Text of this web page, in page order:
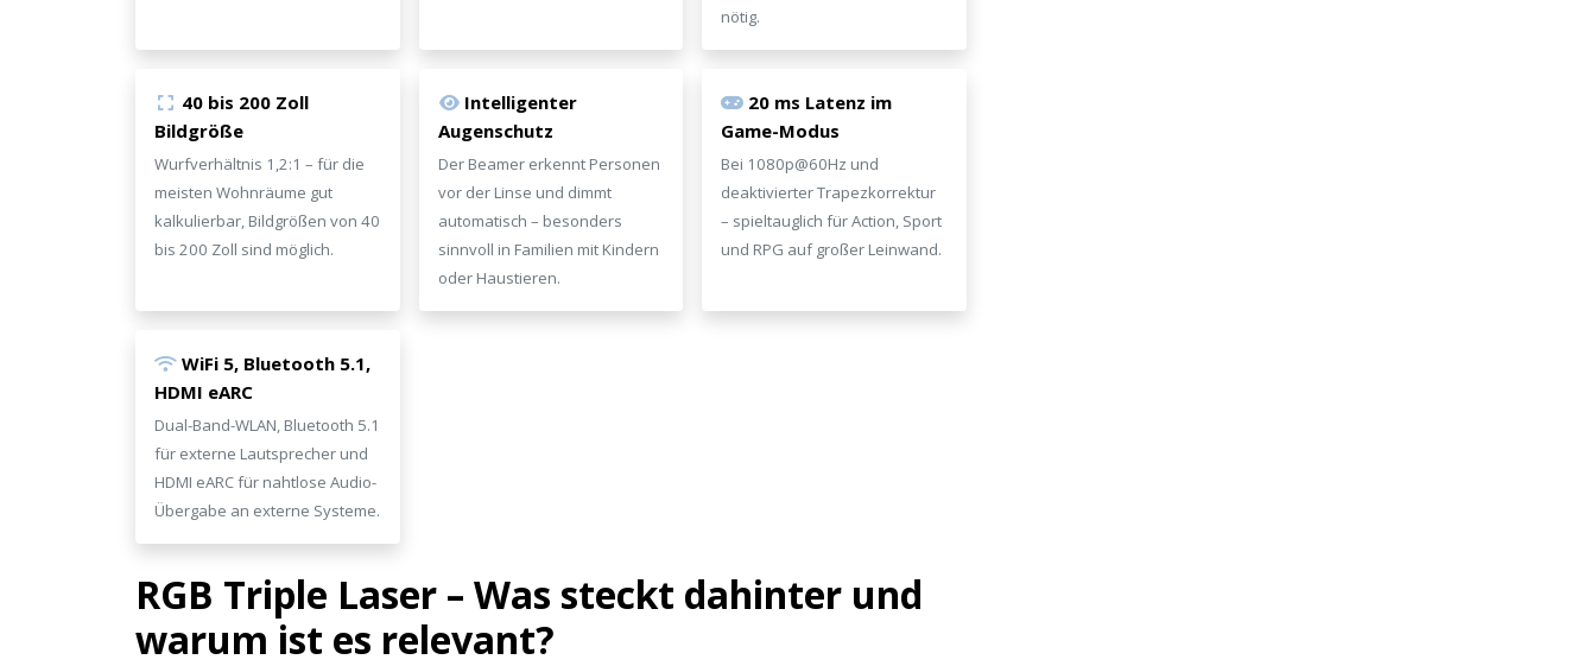
nötig.
40 bis 200 Zoll
Bildgröße
Wurfverhältnis 1,2:1 – für die
meisten Wohnräume gut
kalkulierbar, Bildgrößen von 40
bis 200 Zoll sind möglich.
Intelligenter
Augenschutz
Der Beamer erkennt Personen
vor der Linse und dimmt
automatisch – besonders
sinnvoll in Familien mit Kindern
oder Haustieren.
20 ms Latenz im
Game-Modus
Bei 1080p@60Hz und
deaktivierter Trapezkorrektur
– spieltauglich für Action, Sport
und RPG auf großer Leinwand.
WiFi 5, Bluetooth 5.1,
HDMI eARC
Dual-Band-WLAN, Bluetooth 5.1
für externe Lautsprecher und
HDMI eARC für nahtlose Audio-
Übergabe an externe Systeme.
RGB Triple Laser – Was steckt dahinter und
warum ist es relevant?
×
KEINE ANGEBOTE
VERPASSEN
Erhalten Sie exklusive Angebote, News und
jederzeit kündbar.
Jetzt anmelden
Mit der Anmeldung akzeptieren Sie unsere
Datenschutzerklärung. Sie können sich